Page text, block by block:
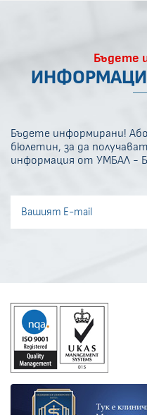
Бъдете
Бъдете информирани!
бюлетин, за да
информация от УМБАЛ -